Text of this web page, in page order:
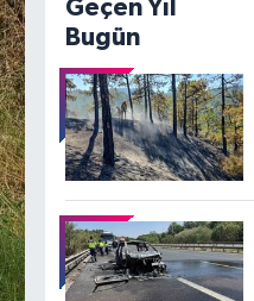
Geçen Yıl
Bugün